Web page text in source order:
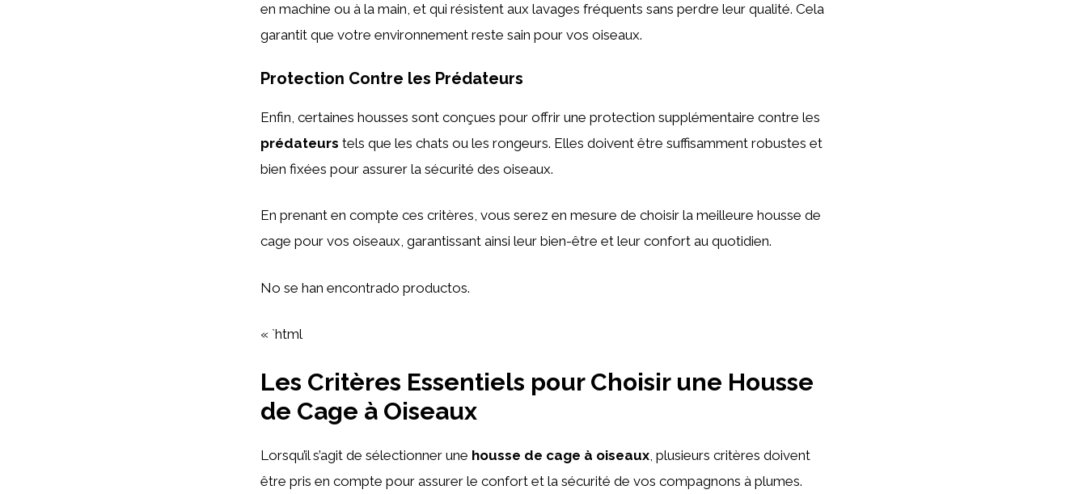
en machine ou à la main, et qui résistent aux lavages fréquents sans perdre leur qualité. Cela
garantit que votre environnement reste sain pour vos oiseaux.
Protection Contre les Prédateurs
Enfin, certaines housses sont conçues pour offrir une protection supplémentaire contre les
prédateurs tels que les chats ou les rongeurs. Elles doivent être suffisamment robustes et
bien fixées pour assurer la sécurité des oiseaux.
En prenant en compte ces critères, vous serez en mesure de choisir la meilleure housse de
cage pour vos oiseaux, garantissant ainsi leur bien-être et leur confort au quotidien.
No se han encontrado productos.
« `html
Les Critères Essentiels pour Choisir une Housse
de Cage à Oiseaux
Lorsqu’il s’agit de sélectionner une housse de cage à oiseaux , plusieurs critères doivent
être pris en compte pour assurer le confort et la sécurité de vos compagnons à plumes.